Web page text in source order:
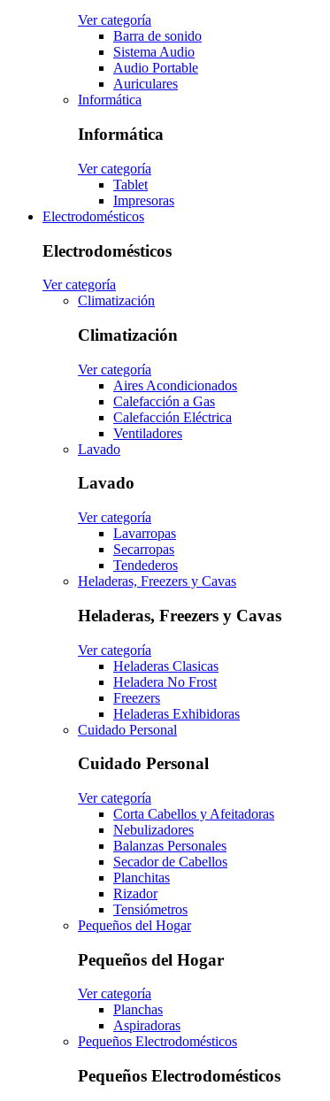
Ver categoría
Barra de sonido
Sistema Audio
Audio Portable
Auriculares
Informática
Informática
Ver categoría
Tablet
Impresoras
Electrodomésticos
Electrodomésticos
Ver categoría
Climatización
Climatización
Ver categoría
Aires Acondicionados
Calefacción a Gas
Calefacción Eléctrica
Ventiladores
Lavado
Lavado
Ver categoría
Lavarropas
Secarropas
Tendederos
Heladeras, Freezers y Cavas
Heladeras, Freezers y Cavas
Ver categoría
Heladeras Clasicas
Heladera No Frost
Freezers
Heladeras Exhibidoras
Cuidado Personal
Cuidado Personal
Ver categoría
Corta Cabellos y Afeitadoras
Nebulizadores
Balanzas Personales
Secador de Cabellos
Planchitas
Rizador
Tensiómetros
Pequeños del Hogar
Pequeños del Hogar
Ver categoría
Planchas
Aspiradoras
Pequeños Electrodomésticos
Pequeños Electrodomésticos